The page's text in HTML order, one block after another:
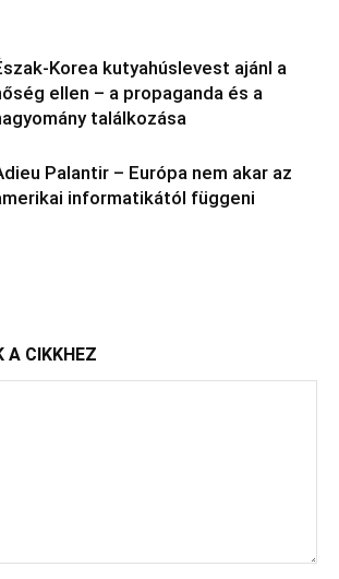
kutyahúslevest ajánl a
ellen – a propaganda és a
találkozása
Palantir – Európa nem akar az
informatikától függeni
A CIKKHEZ